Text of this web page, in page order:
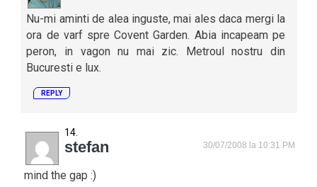
Nu-mi aminti de alea inguste, mai ales daca mergi la
ora de varf spre Covent Garden. Abia incapeam pe
peron, in vagon nu mai zic. Metroul nostru din
Bucuresti e lux.
REPLY
stefan 30/07/2008 la 10:31 PM
mind the gap :)